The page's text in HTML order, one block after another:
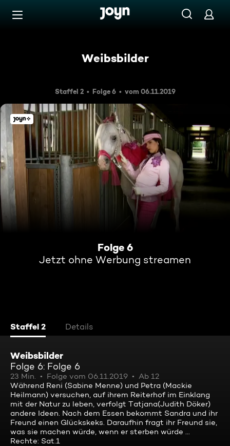
Zum Inhalt springen
Weibsbilder
Staffel 2 Folge 6 vom 06.11.2019
Folge 6
Jetzt ohne Werbung streamen
Staffel 2 Details
Weibsbilder
Folge 6: Folge 6
23 Min. Folge vom 06.11.2019
Ab 12
Während Reni (Sabine Menne) und Petra (Mackie
Heilmann) versuchen, auf ihrem Reiterhof im Einklang
mit der Natur zu leben, verfolgt Tatjana(Judith Döker)
andere Ideen. Nach dem Essen bekommt Sandra und ihr
Freund einen Glückskeks. Daraufhin fragt ihr Freund sie,
was sie machen würde, wenn er sterben würde ...
Rechte: Sat.1